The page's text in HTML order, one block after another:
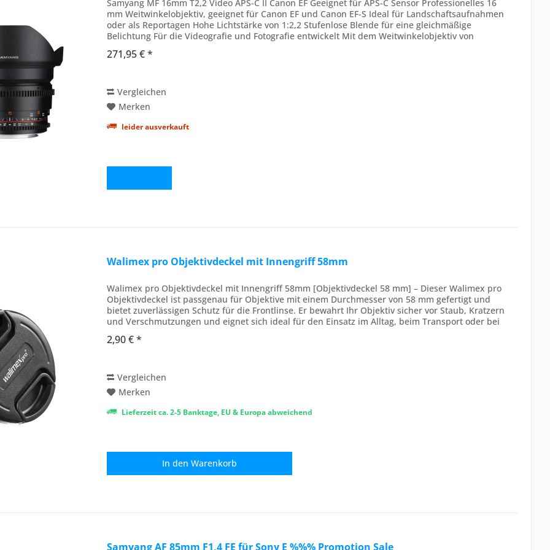
Samyang MF 16mm T2,2 Video APS-C II Canon EF Geeignet für APS-C Sensor Professionelles 16
mm Weitwinkelobjektiv, geeignet für Canon EF und Canon EF-S Ideal für Landschaftsaufnahmen
oder als Reportagen Hohe Lichtstärke von 1:2,2 Stufenlose Blende für eine gleichmäßige
Belichtung Für die Videografie und Fotografie entwickelt Mit dem Weitwinkelobjektiv von
271,95 € *
Vergleichen
Merken
leider ausverkauft
Walimex pro Objektivdeckel mit Innengriff 58mm
Walimex pro Objektivdeckel mit Innengriff 58mm [Objektivdeckel 58 mm] – Dieser Walimex pro
Objektivdeckel ist passgenau für Objektive mit einem Durchmesser von 58 mm gefertigt und
bietet zuverlässigen Schutz für die Frontlinse. Er bewahrt Ihr Objektiv sicher vor Staub, Kratzern
und Verschmutzungen und eignet sich ideal für den Einsatz im Alltag, beim Transport oder bei
2,90 € *
Vergleichen
Merken
Lieferzeit ca. 2-5 Banktage, EU & Europa abweichend
In den Warenkorb
Samyang AF 85mm F1,4 FE für Sony E %%% Promotion Sale